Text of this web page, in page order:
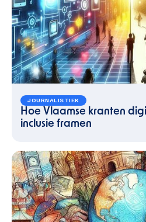
JOURNALISTIEK
Hoe Vlaamse kranten
inclusie framen